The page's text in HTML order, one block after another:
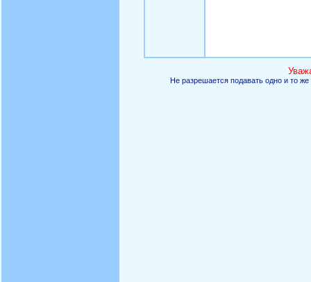
Не разрешается подавать одно и то